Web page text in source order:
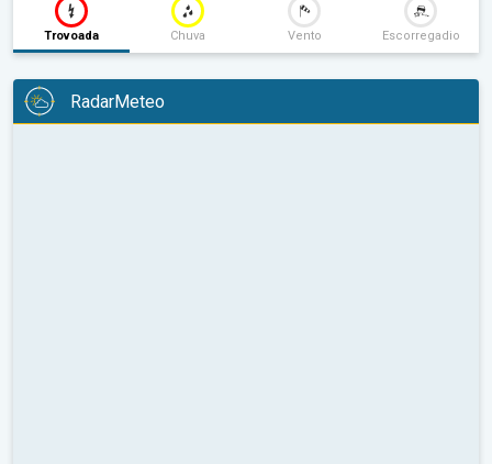
Trovoada Chuva Vento Escorregadio
RadarMeteo